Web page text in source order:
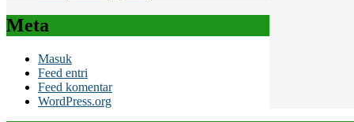
Meta
Masuk
Feed entri
Feed komentar
WordPress.org